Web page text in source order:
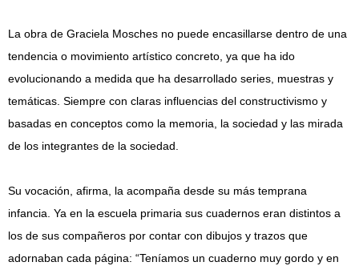
La obra de Graciela Mosches no puede encasillarse dentro de una
tendencia o movimiento artístico concreto, ya que ha ido
evolucionando a medida que ha desarrollado series, muestras y
temáticas. Siempre con claras influencias del constructivismo y
basadas en conceptos como la memoria, la sociedad y las mirada
de los integrantes de la sociedad.
Su vocación, afirma, la acompaña desde su más temprana
infancia. Ya en la escuela primaria sus cuadernos eran distintos a
los de sus compañeros por contar con dibujos y trazos que
adornaban cada página: “Teníamos un cuaderno muy gordo y en